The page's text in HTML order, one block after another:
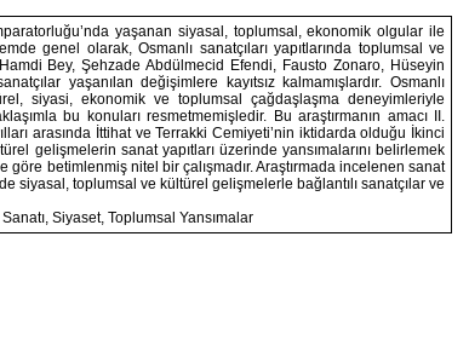
yaşanan siyasal, toplumsal, ekonomik olgular ile
genel olarak, Osmanlı sanatçıları yapıtlarında toplumsal ve
Bey, Şehzade Abdülmecid Efendi, Fausto Zonaro, Hüseyin
yaşanılan değişimlere kayıtsız kalmamışlardır. Osmanlı
siyasi, ekonomik ve toplumsal çağdaşlaşma deneyimleriyle
bu konuları resmetmemişledir. Bu araştırmanın amacı II.
arasında İttihat ve Terrakki Cemiyeti’nin iktidarda olduğu İkinci
gelişmelerin sanat yapıtları üzerinde yansımalarını belirlemek
göre betimlenmiş nitel bir çalışmadır. Araştırmada incelenen sanat
siyasal, toplumsal ve kültürel gelişmelerle bağlantılı sanatçılar ve
Siyaset, Toplumsal Yansımalar